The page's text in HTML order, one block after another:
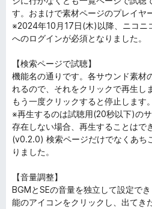
す。おまけで素材ページのプレイヤ
※2024年10月17日(木)以降、ニコニ
へのログインが必須となりました。
【検索ページで試聴】
機能名の通りです。各サウンド素材
れるので、それをクリックで再生し
もう一度クリックすると停止します。
※再生するのは試聴用(20秒以下)の
存在しない場合、再生することはで
(v0.2.0) 検索ページだけでなくあち
りました。
【音量調整】
BGMとSEの音量を独立して設定で
能のアイコンをクリックし、出てき